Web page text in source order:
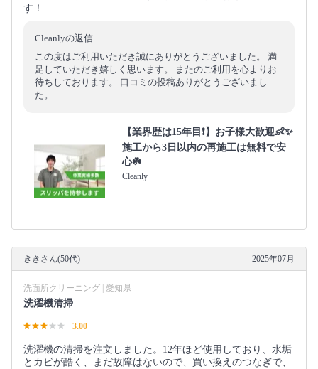
す！
Cleanlyの返信
この度はご利用いただき誠にありがとうございました。 満
足していただき嬉しく思います。 またのご利用を心よりお
待ちしております。 口コミの投稿ありがとうございまし
た。
【業界歴は15年目❗️】お子様大歓迎👶✨
施工から3日以内の再施工は無料で安
心☘️
Cleanly
ききさん(50代) 2025年07月
洗面所クリーニング | 愛知県
洗濯機清掃
3.00
洗濯機の清掃を注文しました。12年ほど使用しており、水垢
とカビが酷く、まだ故障はないので、買い換えのつなぎで、